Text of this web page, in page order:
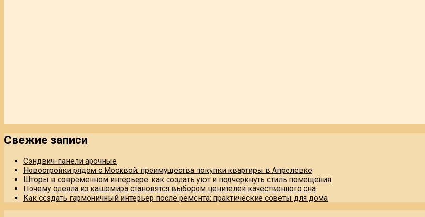
Свежие записи
Сэндвич-панели арочные
Новостройки рядом с Москвой: преимущества покупки квартиры в Апрелевке
Шторы в современном интерьере: как создать уют и подчеркнуть стиль помещения
Почему одеяла из кашемира становятся выбором ценителей качественного сна
Как создать гармоничный интерьер после ремонта: практические советы для дома